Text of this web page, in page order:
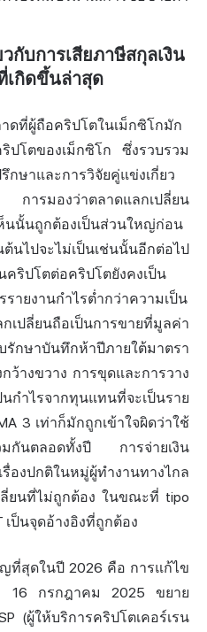
กับการเสียภาษีสกุลเงิน
เกิดขึ้นล่าสุด
ดที่ผู้ถือคริปโตในเม็กซิโกมัก
ปโตของเม็กซิโก ซึ่งรวบรวม
ษาและการวิจัยคู่แข่งเกี่ยว
การมองว่าตลาดแลกเปลี่ยน
นนั้นถูกต้องเป็นส่วนใหญ่ก่อน
นไปจะไม่เป็นเช่นนั้นอีกต่อไป
คริปโตต่อคริปโตยังคงเป็น
ายงานกำไรต่ำกว่าความเป็น
ลี่ยนถือเป็นการขายที่มูลค่า
รักษาบันทึกห้าปีภายใต้มาตรา
ว้างขวาง การขุดและการวาง
กำไรจากทุนแทนที่จะเป็นราย
3 เท่าก็มักถูกเข้าใจผิดว่าใช้
มกันตลอดทั้งปี การจ่ายเงิน
รื่องปกติในหมู่ผู้ทำงานทางไกล
ยนที่ไม่ถูกต้อง ในขณะที่ tipo
เป็นจุดอ้างอิงที่ถูกต้อง
ที่สุดในปี 2026 คือ การแก้ไข
ที่ 16 กรกฎาคม 2025 ขยาย
(ผู้ให้บริการคริปโตเคอร์เรน